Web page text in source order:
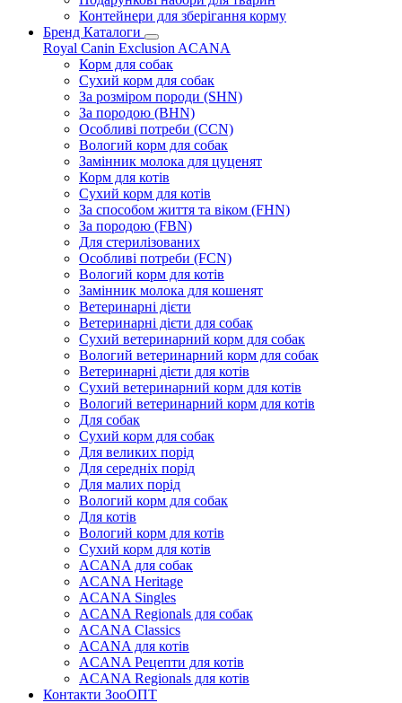
Контейнери для зберігання корму
Бренд Каталоги
Royal Canin Exclusion ACANA
Корм для собак
Сухий корм для собак
За розміром породи (SHN)
За породою (BHN)
Особливі потреби (CCN)
Вологий корм для собак
Замінник молока для цуценят
Корм для котів
Сухий корм для котів
За способом життя та віком (FHN)
За породою (FBN)
Для стерилізованих
Особливі потреби (FCN)
Вологий корм для котів
Замінник молока для кошенят
Ветеринарні дієти
Ветеринарні дієти для собак
Сухий ветеринарний корм для собак
Вологий ветеринарний корм для собак
Ветеринарні дієти для котів
Сухий ветеринарний корм для котів
Вологий ветеринарний корм для котів
Для собак
Сухий корм для собак
Для великих порід
Для середніх порід
Для малих порід
Вологий корм для собак
Для котів
Вологий корм для котів
Сухий корм для котів
ACANA для собак
ACANA Heritage
ACANA Singles
ACANA Regionals для собак
ACANA Classics
ACANA для котів
ACANA Рецепти для котів
ACANA Regionals для котів
Контакти ЗооОПТ